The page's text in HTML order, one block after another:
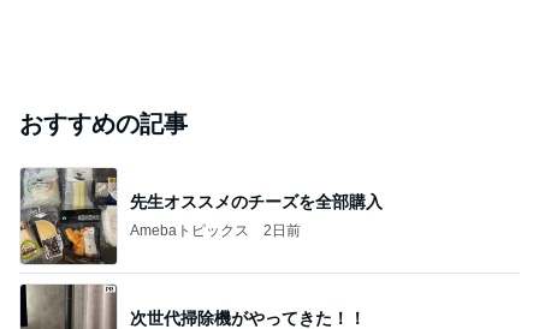
おすすめの記事
先生オススメのチーズを全部購入
Amebaトピックス 2日前
次世代掃除機がやってきた！！